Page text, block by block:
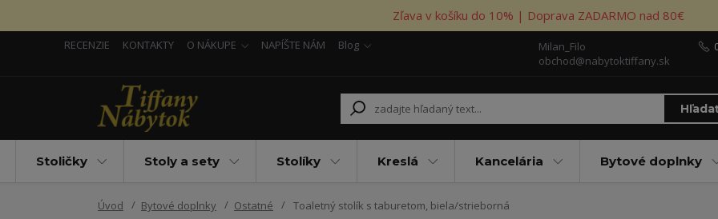
Zľava v košíku do 10% | Doprava ZADARMO nad 80€
RECENZIE KONTAKTY O NÁKUPE NAPÍŠTE NÁM
Blog
Milan_Filo
obchod@nabytoktiffany.sk
Stoličky Stoly a sety Stolíky Kreslá Kancelária Bytové doplnky
Úvod Bytové doplnky Ostatné Toaletný stolík s taburetom, biela/strieborná